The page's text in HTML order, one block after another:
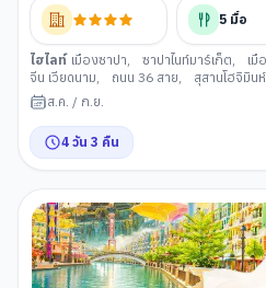
5 มื้อ
ไฮไลท์ เมืองซาปา, ซาปาไนท์มาร์เก็ต, เมื
จีน เวียดนาม, ถนน 36 สาย, สุสานโฮจิมินห์
ทะเลสาบคืนดาบ
ส.ค. / ก.ย.
4 วัน 3 คืน